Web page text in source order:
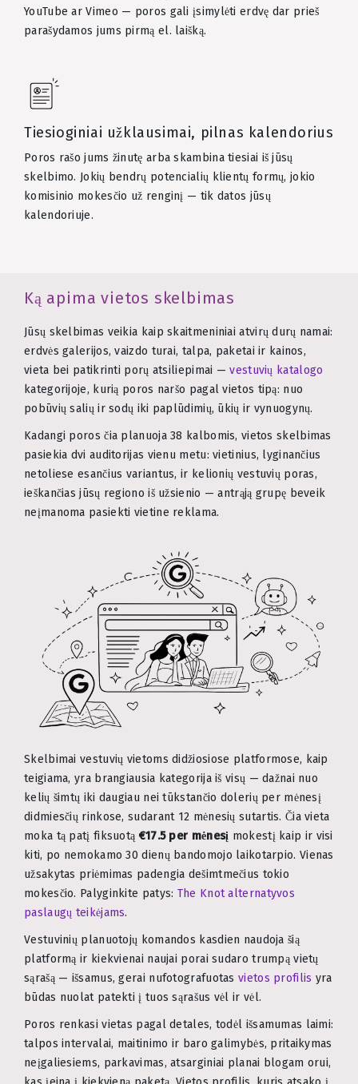
YouTube ar Vimeo — poros gali įsimylėti erdvę dar prieš
parašydamos jums pirmą el. laišką.
Tiesioginiai užklausimai, pilnas kalendorius
Poros rašo jums žinutę arba skambina tiesiai iš jūsų
skelbimo. Jokių bendrų potencialių klientų formų, jokio
komisinio mokesčio už renginį — tik datos jūsų
kalendoriuje.
Ką apima vietos skelbimas
Jūsų skelbimas veikia kaip skaitmeniniai atvirų durų namai:
erdvės galerijos, vaizdo turai, talpa, paketai ir kainos,
vieta bei patikrinti porų atsiliepimai —vestuvių katalogo
kategorijoje, kurią poros naršo pagal vietos tipą: nuo
pobūvių salių ir sodų iki paplūdimių, ūkių ir vynuogynų.
Kadangi poros čia planuoja 38 kalbomis, vietos skelbimas
pasiekia dvi auditorijas vienu metu: vietinius, lyginančius
netoliese esančius variantus, ir kelionių vestuvių poras,
ieškančias jūsų regiono iš užsienio — antrąją grupę beveik
neįmanoma pasiekti vietine reklama.
Skelbimai vestuvių vietoms didžiosiose platformose, kaip
teigiama, yra brangiausia kategorija iš visų — dažnai nuo
kelių šimtų iki daugiau nei tūkstančio dolerių per mėnesį
didmiesčių rinkose, sudarant 12 mėnesių sutartis. Čia vieta
moka tą patį fiksuotą €17.5 per mėnesį mokestį kaip ir visi
kiti, po nemokamo 30 dienų bandomojo laikotarpio. Vienas
užsakytas priėmimas padengia dešimtmečius tokio
mokesčio. Palyginkite patys: The Knot alternatyvos
paslaugų teikėjams.
Vestuvinių planuotojų komandos kasdien naudoja šią
platformą ir kiekvienai naujai porai sudaro trumpą vietų
sąrašą — išsamus, gerai nufotografuotasvietos profilis yra
būdas nuolat patekti į tuos sąrašus vėl ir vėl.
Poros renkasi vietas pagal detales, todėl išsamumas laimi:
talpos intervalai, maitinimo ir baro galimybės, pritaikymas
neįgaliesiems, parkavimas, atsarginiai planai blogam orui,